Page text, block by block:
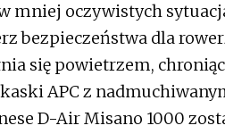
mniej oczywistych
bezpieczeństwa dla
się powietrzem,
APC z
D-Air Misano 1000